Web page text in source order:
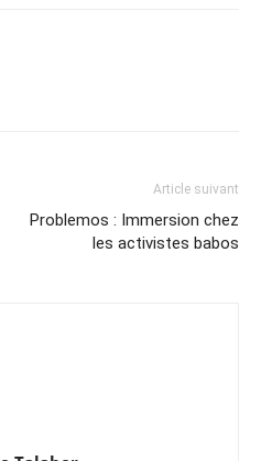
Article suivant
Problemos : Immersion chez
les activistes babos